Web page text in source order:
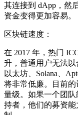
其连接到 dApp，然
资金变得更加容易。
区块链速度：
在 2017 年，热门
升，普通用户无法以
以太坊、Solana、
将非常低廉。目前
量级。如果一个团队
持者，他们的募资